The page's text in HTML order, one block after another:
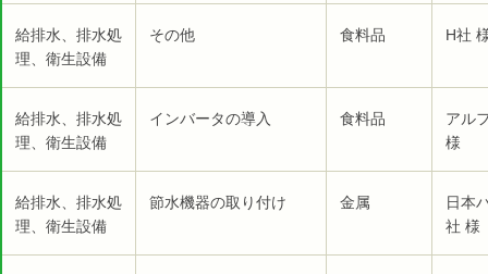
給排水、排水処
理、衛生設備
その他 食料品 H社
給排水、排水処
理、衛生設備
インバータの導入 食料品
アル
様
給排水、排水処
理、衛生設備
節水機器の取り付け 金属
日本
社 様